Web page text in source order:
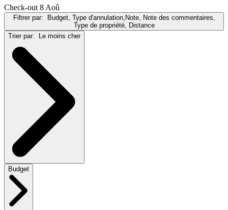
Check-out 8 Aoû
Filtrer par:
Budget, Type d'annulation,Note, Note des commentaires,
Type de propriété, Distance
Trier par:
Le moins cher
Budget